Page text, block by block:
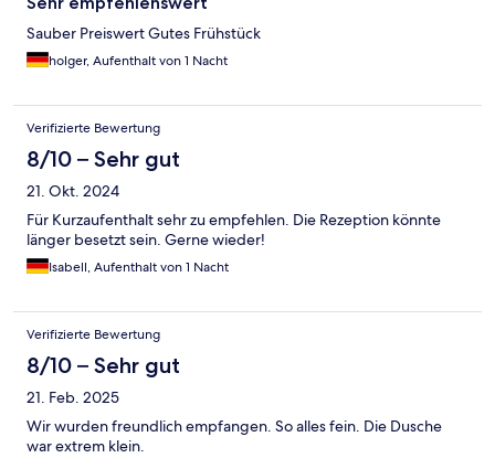
Sauber Preiswert Gutes Frühstück
holger, Aufenthalt von 1 Nacht
Verifizierte Bewertung
8/10 – Sehr gut
21. Okt. 2024
Für Kurzaufenthalt sehr zu empfehlen. Die Rezeption könnte
länger besetzt sein. Gerne wieder!
Isabell, Aufenthalt von 1 Nacht
Verifizierte Bewertung
8/10 – Sehr gut
21. Feb. 2025
Wir wurden freundlich empfangen. So alles fein. Die Dusche
war extrem klein.